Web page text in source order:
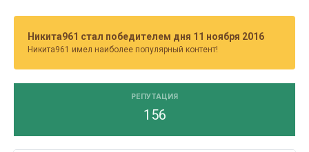
Никита961 стал победителем дня 11 ноября 2016
Никита961 имел наиболее популярный контент!
РЕПУТАЦИЯ
156